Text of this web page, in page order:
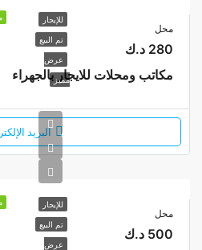
للإيجار
تم البيع
عرض
مميز
محل
280 د.ك
مكاتب ومحلات للايجار بالجهراء
البريد
للإيجار
تم البيع
عرض
محل
500 د.ك